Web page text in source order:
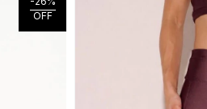
OFF